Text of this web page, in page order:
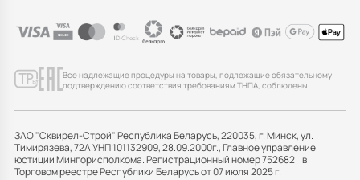
Все надлежащие процедуры на товары, подлежащие обязательному
подтверждению соответствия требованиям ТНПА, соблюдены
ЗАО "Сквирел-Строй" Республика Беларусь, 220035, г. Минск, ул.
Тимирязева, 72А УНП 101132909, 28.09.2000г., Главное управление
юстиции Мингорисполкома. Регистрационный номер 752682 в
Торговом реестре Республики Беларусь от 07 июля 2025 г.